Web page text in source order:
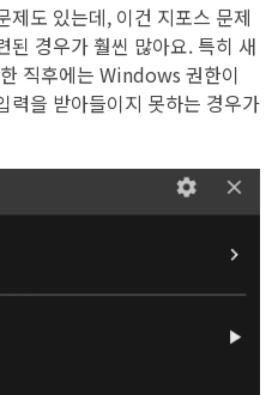
제도 있는데, 이건 지포스 문제
된 경우가 훨씬 많아요. 특히 새
직후에는 Windows 권한이
력을 받아들이지 못하는 경우가